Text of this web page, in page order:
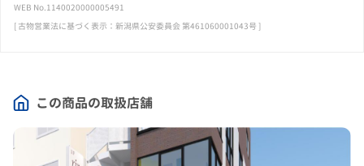
この商品の取扱店舗
WEB No.1140020000005491
[ 古物営業法に基づく表示：新潟県公安委員会 第461060001043号 ]